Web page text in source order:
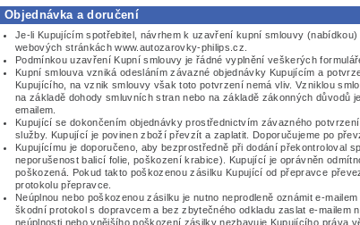
Objednávka a doručení
Je-li Kupujícím spotřebitel, návrhem k uzavření kupní smlouvy
webových stránkách www.autozarovky-philips.cz.
Podmínkou uzavření Kupní smlouvy je řádné vyplnění veškerých
Kupní smlouva vzniká odesláním závazné objednávky Kupujícím a
Kupujícího, na vznik smlouvy však toto potvrzení nemá vliv. Vzniklou
na základě dohody smluvních stran nebo na základě zákonných důvodů
emailem.
Kupující se dokončením objednávky prostřednictvím závazného
služby. Kupující je povinen zboží převzít a zaplatit. Doporučujeme po
Kupujícímu je doporučeno, aby bezprostředně při dodání překontroloval
neporušenost balicí folie, poškození krabice). Kupující je oprávněn
poškozená. Pokud takto poškozenou zásilku Kupující od přepravce
protokolu přepravce.
Neúplnou nebo poškozenou zásilku je nutno neprodleně oznámit e-
škodní protokol s dopravcem a bez zbytečného odkladu zaslat e-mailem
neúplnosti nebo vnějšího poškození zásilky nezbavuje Kupujícího práva